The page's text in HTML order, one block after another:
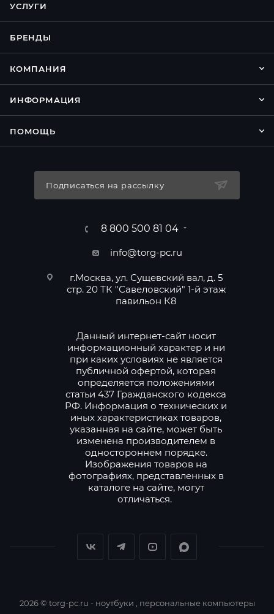
УСЛУГИ
БРЕНДЫ
КОМПАНИЯ
ИНФОРМАЦИЯ
ПОМОЩЬ
Подписаться на рассылку
8 800 500 81 04
info@torg-pc.ru
г.Москва, ул. Сущевский вал, д. 5
стр. 20 ТК "Савеловский" 1-й этаж
павильон К8
Данный интернет-сайт носит
информационный характер и ни
при каких условиях не является
публичной офертой, которая
определяется положениями
статьи 437 Гражданского кодекса
РФ. Информация о технических и
иных характеристиках товаров,
указанная на сайте, может быть
изменена производителем в
одностороннем порядке.
Изображения товаров на
фотографиях, представленных в
каталоге на сайте, могут
отличаться.
2026 © torg-pc.ru - ноутбуки , персональные компьютеры